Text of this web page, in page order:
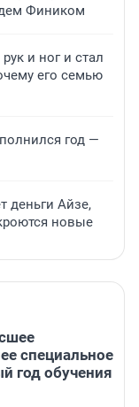
Фиником
и ног и стал
его семью
год —
деньги Айзе,
новые
специальное
год обучения